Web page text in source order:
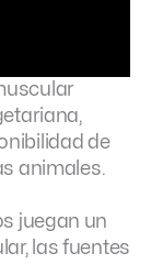
de
animales.
juegan un
las fuentes